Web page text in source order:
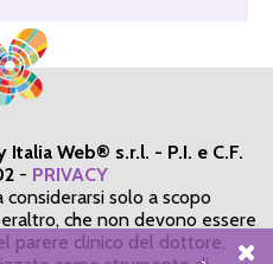
Web® s.r.l. - P.I. e C.F.
- PRIVACY
solo a scopo
che non devono essere
parere clinico del dottore,